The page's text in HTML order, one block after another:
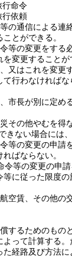
命令
依頼
の通信による
とができる。
等の変更をする
変更することが
又はこれを変更
行わなければな
市長が別に定める
その他やむを得
きない場合には
等の変更の申請
ばならない。
令等の変更の申
に従った限度
空賃、その他の
するためのもの
って計算する。
経路及び方法に